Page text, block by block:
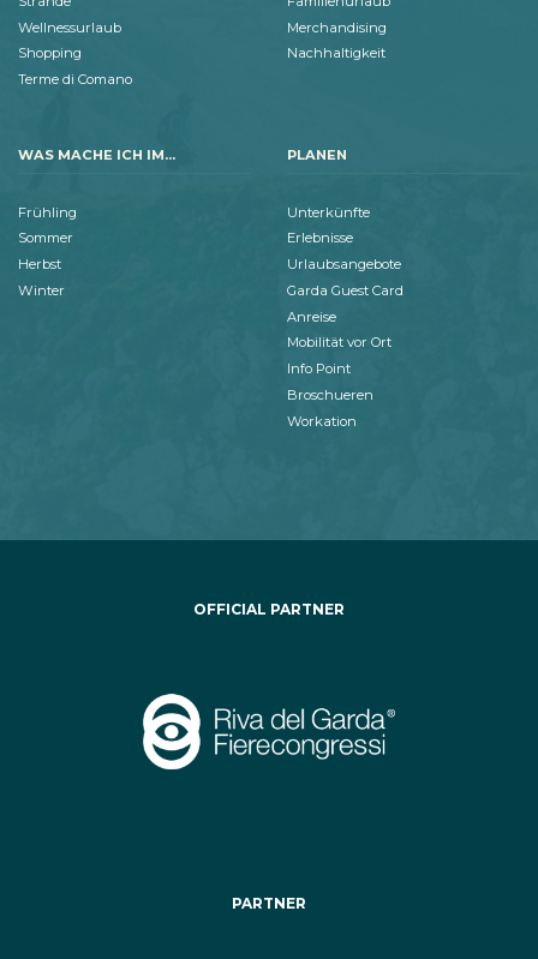
Wellnessurlaub
Shopping
Terme di Comano
Merchandising
Nachhaltigkeit
WAS MACHE ICH IM...
Frühling
Sommer
Herbst
Winter
PLANEN
Unterkünfte
Erlebnisse
Urlaubsangebote
Garda Guest Card
Anreise
Mobilität vor Ort
Info Point
Broschueren
Workation
OFFICIAL PARTNER
PARTNER